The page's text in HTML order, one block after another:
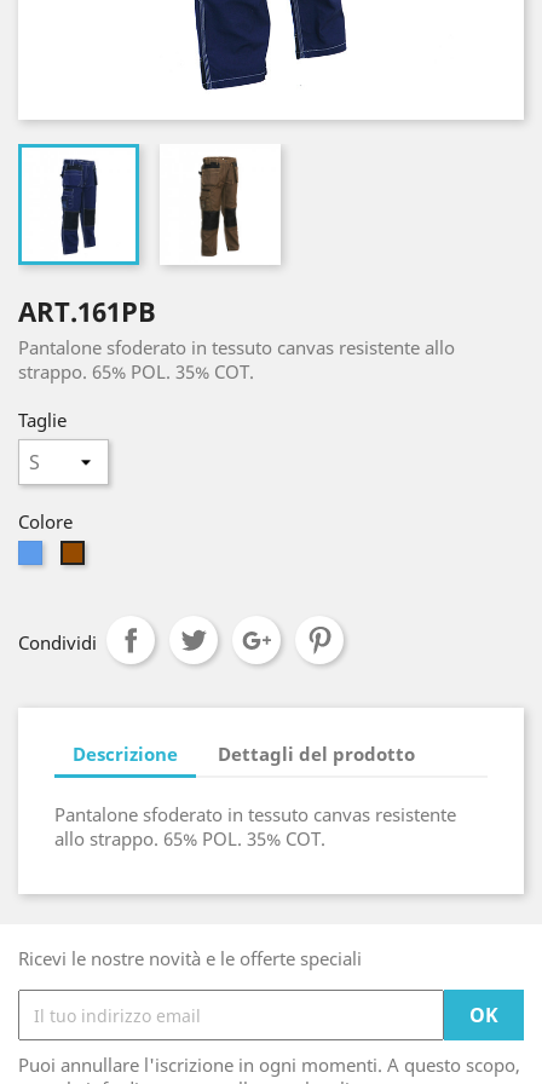
ART.161PB
Pantalone sfoderato in tessuto canvas resistente allo
strappo. 65% POL. 35% COT.
Taglie
Colore
Condividi
Descrizione Dettagli del prodotto
Pantalone sfoderato in tessuto canvas resistente
allo strappo. 65% POL. 35% COT.
Ricevi le nostre novità e le offerte speciali
Puoi annullare l'iscrizione in ogni momenti. A questo scopo,